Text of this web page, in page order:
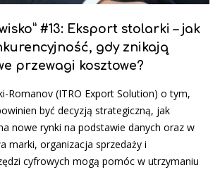
#13: Eksport stolarki – jak
gdy znikają
przewagi kosztowe?
Romanov (ITRO Export Solution) o tym,
być decyzją strategiczną, jak
nowe rynki na podstawie danych oraz w
marki, organizacja sprzedaży i
cyfrowych mogą pomóc w utrzymaniu